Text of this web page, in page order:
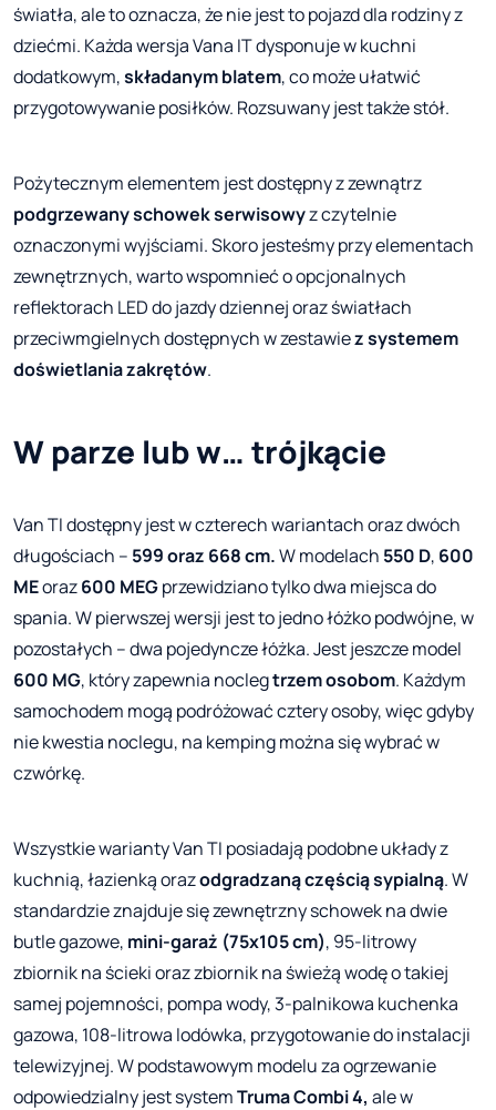
światła, ale to oznacza, że nie jest to pojazd dla rodziny z
dziećmi. Każda wersja Vana IT dysponuje w kuchni
dodatkowym,składanym blatem, co może ułatwić
przygotowywanie posiłków. Rozsuwany jest także stół.
Pożytecznym elementem jest dostępny z zewnątrz
podgrzewany schowek serwisowyz czytelnie
oznaczonymi wyjściami. Skoro jesteśmy przy elementach
zewnętrznych, warto wspomnieć o opcjonalnych
reflektorach LED do jazdy dziennej oraz światłach
przeciwmgielnych dostępnych w zestawiez systemem
doświetlania zakrętów.
W parze lub w… trójkącie
Van TI dostępny jest w czterech wariantach oraz dwóch
długościach – 599 oraz 668 cm.W modelach 550 D, 600
MEoraz600 MEGprzewidziano tylko dwa miejsca do
spania. W pierwszej wersji jest to jedno łóżko podwójne, w
pozostałych – dwa pojedyncze łóżka. Jest jeszcze model
600 MG, który zapewnia noclegtrzem osobom. Każdym
samochodem mogą podróżować cztery osoby, więc gdyby
nie kwestia noclegu, na kemping można się wybrać w
czwórkę.
Wszystkie warianty Van TI posiadają podobne układy z
kuchnią, łazienką orazodgradzaną częścią sypialną. W
standardzie znajduje się zewnętrzny schowek na dwie
butle gazowe, mini-garaż (75x105 cm), 95-litrowy
zbiornik na ścieki oraz zbiornik na świeżą wodę o takiej
samej pojemności, pompa wody, 3-palnikowa kuchenka
gazowa, 108-litrowa lodówka, przygotowanie do instalacji
telewizyjnej. W podstawowym modelu za ogrzewanie
odpowiedzialny jest systemTruma Combi 4, ale w